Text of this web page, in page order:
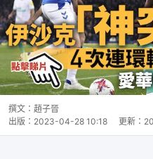
撰文： 趙子晉
出版： 2023-04-28 10:18 更新：